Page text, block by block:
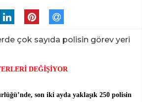
çok sayıda polisin görev yeri
DEĞİŞİYOR
son iki ayda yaklaşık 250 polisin